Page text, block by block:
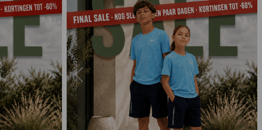
Argentinië
België
Curaçao
Duitsland
Engeland
Frankrijk
Kroatië
Previous